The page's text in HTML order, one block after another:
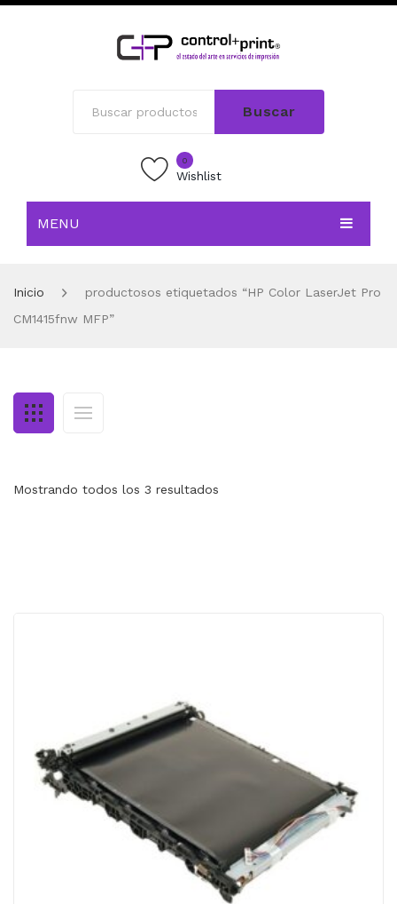
Buscar
0
Wishlist
MENU
TIENDA
MI CUENTA
Inicio
productosos etiquetados “HP Color LaserJet Pro
CM1415fnw MFP”
Mostrando todos los 3 resultados